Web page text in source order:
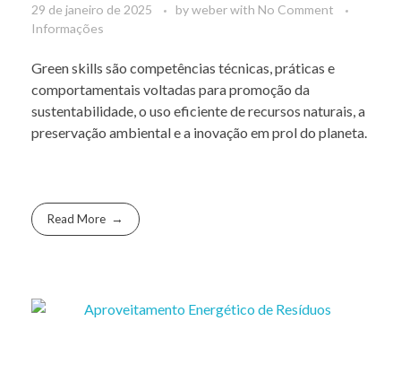
29 de janeiro de 2025 byweberwith No Comment
Informações
Green skills são competências técnicas, práticas e
comportamentais voltadas para promoção da
sustentabilidade, o uso eficiente de recursos naturais, a
preservação ambiental e a inovação em prol do planeta.
Read More